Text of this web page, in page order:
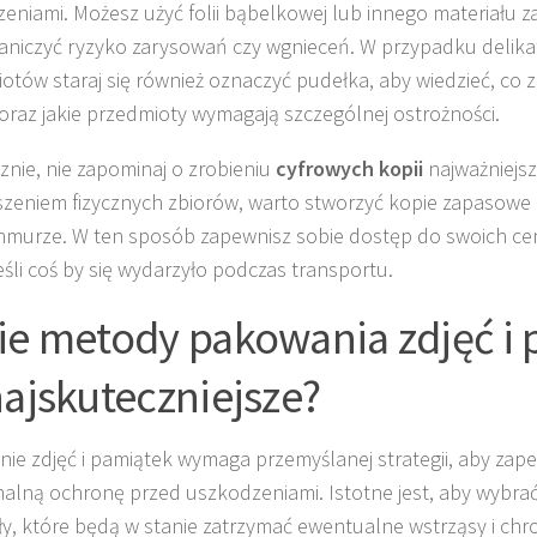
Możesz użyć folii bąbelkowej lub innego materiału
ryzyko zarysowań czy wgnieceń. W przypadku
staraj się również oznaczyć pudełka, aby wiedzieć, co
jakie przedmioty wymagają szczególnej ostrożności.
nie zapominaj o zrobieniu cyfrowych kopii
fizycznych zbiorów, warto stworzyć kopie
W ten sposób zapewnisz sobie dostęp do swoich
coś by się wydarzyło podczas transportu.
metody pakowania zdjęć i
zdjęć i pamiątek wymaga przemyślanej strategii, aby
ochronę przed uszkodzeniami. Istotne jest, aby
które będą w stanie zatrzymać ewentualne wstrząsy i